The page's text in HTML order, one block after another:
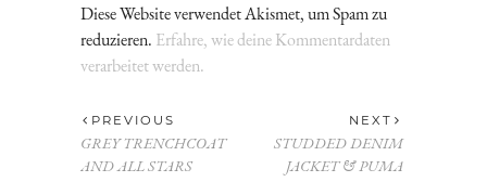
Diese Website verwendet Akismet, um Spam zu
reduzieren. Erfahre, wie deine Kommentardaten
verarbeitet werden.
PREVIOUS
GREY TRENCHCOAT
AND ALL STARS
NEXT
STUDDED DENIM
JACKET & PUMA